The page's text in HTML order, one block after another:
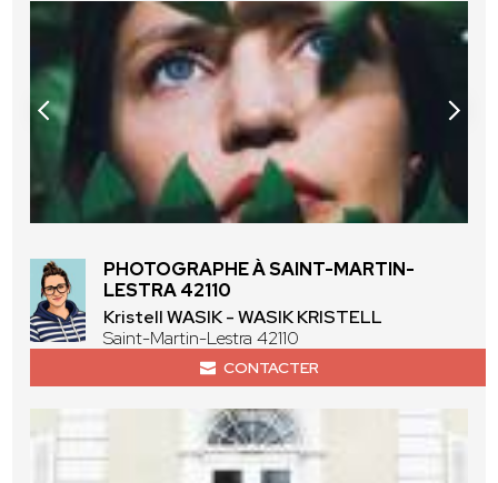
PHOTOGRAPHE À SAINT-MARTIN-
LESTRA 42110
Kristell WASIK - WASIK KRISTELL
Saint-Martin-Lestra 42110
CONTACTER